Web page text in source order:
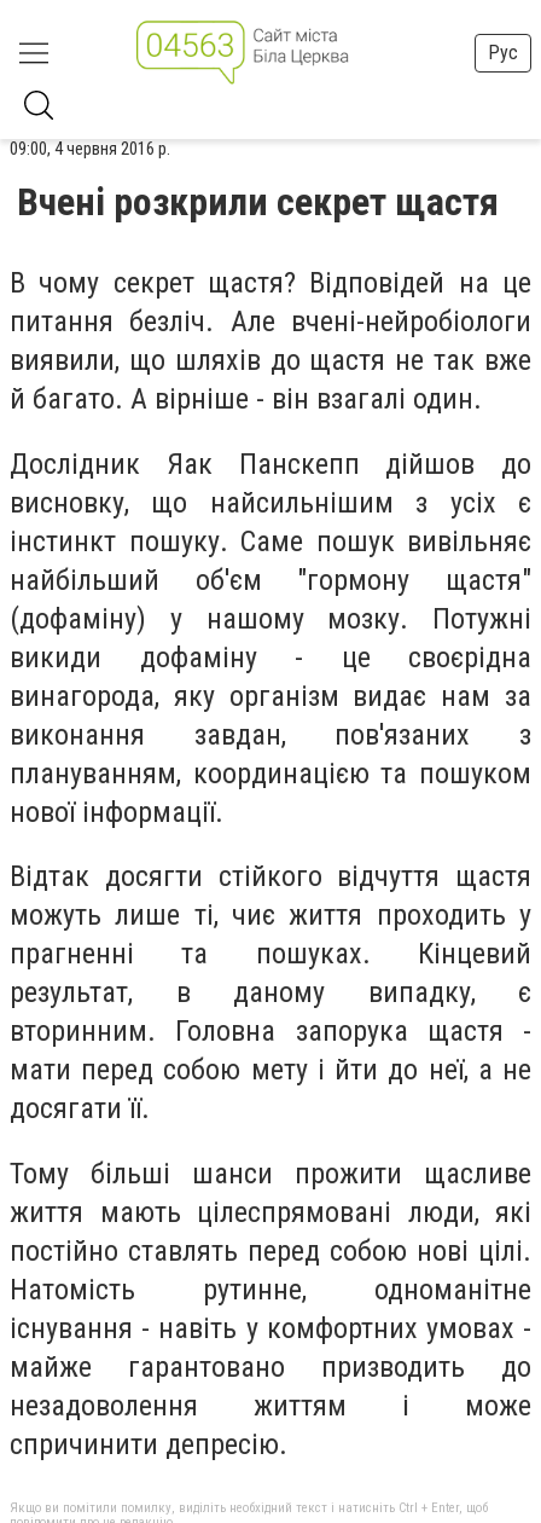
Рус
09:00, 4 червня 2016 р.
Вчені розкрили секрет щастя
В чому секрет щастя? Відповідей на це
питання безліч. Але вчені-нейробіологи
виявили, що шляхів до щастя не так вже
й багато. А вірніше - він взагалі один.
Дослідник Яак Панскепп дійшов до
висновку, що найсильнішим з усіх є
інстинкт пошуку. Саме пошук вивільняє
найбільший об'єм "гормону щастя"
(дофаміну) у нашому мозку. Потужні
викиди дофаміну - це своєрідна
винагорода, яку організм видає нам за
виконання завдан, пов'язаних з
плануванням, координацією та пошуком
нової інформації.
Відтак досягти стійкого відчуття щастя
можуть лише ті, чиє життя проходить у
прагненні та пошуках. Кінцевий
результат, в даному випадку, є
вторинним. Головна запорука щастя -
мати перед собою мету і йти до неї, а не
досягати її.
Тому більші шанси прожити щасливе
життя мають цілеспрямовані люди, які
постійно ставлять перед собою нові цілі.
Натомість рутинне, одноманітне
існування - навіть у комфортних умовах -
майже гарантовано призводить до
незадоволення життям і може
спричинити депресію.
Якщо ви помітили помилку, виділіть необхідний текст і натисніть Ctrl + Enter, щоб